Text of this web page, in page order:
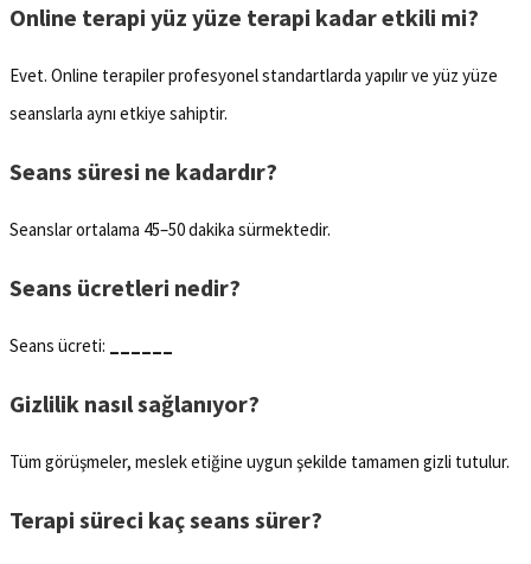
Online terapi yüz yüze terapi kadar etkili mi?
Evet. Online terapiler profesyonel standartlarda yapılır ve yüz yüze
seanslarla aynı etkiye sahiptir.
Seans süresi ne kadardır?
Seanslar ortalama 45–50 dakika sürmektedir.
Seans ücretleri nedir?
Seans ücreti:
Gizlilik nasıl sağlanıyor?
Tüm görüşmeler, meslek etiğine uygun şekilde tamamen gizli tutulur.
Terapi süreci kaç seans sürer?